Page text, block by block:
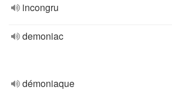
incongru
demoniac
démoniaque